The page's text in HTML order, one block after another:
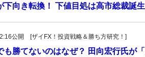
下向き転換！ 下値目処は高市総裁誕
公開 [ザイFX！投資戦略＆勝ち方研究！]
も勝てないのはなぜ？ 田向宏行氏が